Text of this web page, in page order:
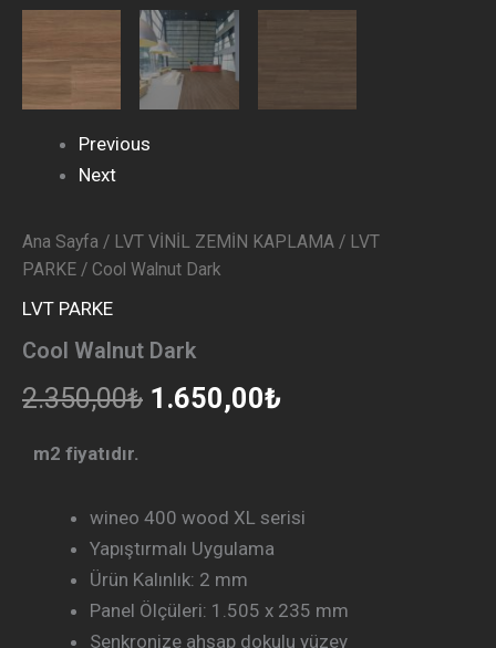
Previous
Next
Ana Sayfa / LVT VİNİL ZEMİN KAPLAMA / LVT
PARKE / Cool Walnut Dark
LVT PARKE
Cool Walnut Dark
2.350,00₺ 1.650,00₺
m2 fiyatıdır.
wineo 400 wood XL serisi
Yapıştırmalı Uygulama
Ürün Kalınlık: 2 mm
Panel Ölçüleri: 1.505 x 235 mm
Senkronize ahşap dokulu yüzey